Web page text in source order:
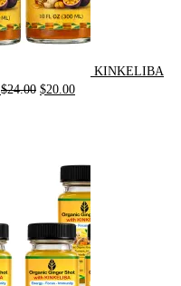
KINKELIBA
$24.00 Original
$20.00Current